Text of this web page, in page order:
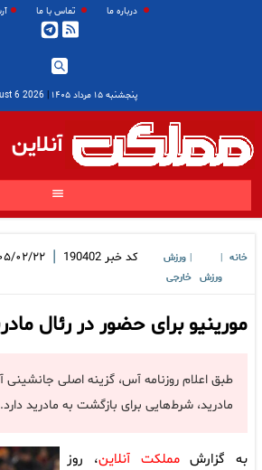
درباره ما تماس با ما
پنجشنبه ۱۵ مرداد ۱۴۰۵ |
2026 August 6
آنلاین
خانه
ورزش
ورزش
خارجی
کد خبر 190402
| ۱۴۰۵/۰۲/۲۲
مورینیو برای حضور در رئال
طبق اعلام روزنامه آس، گزینه اصلی جانشینی
مادرید، شرط‌هایی برای بازگشت به مادرید دارد.
به گزارشمملکت آنلاین، روز